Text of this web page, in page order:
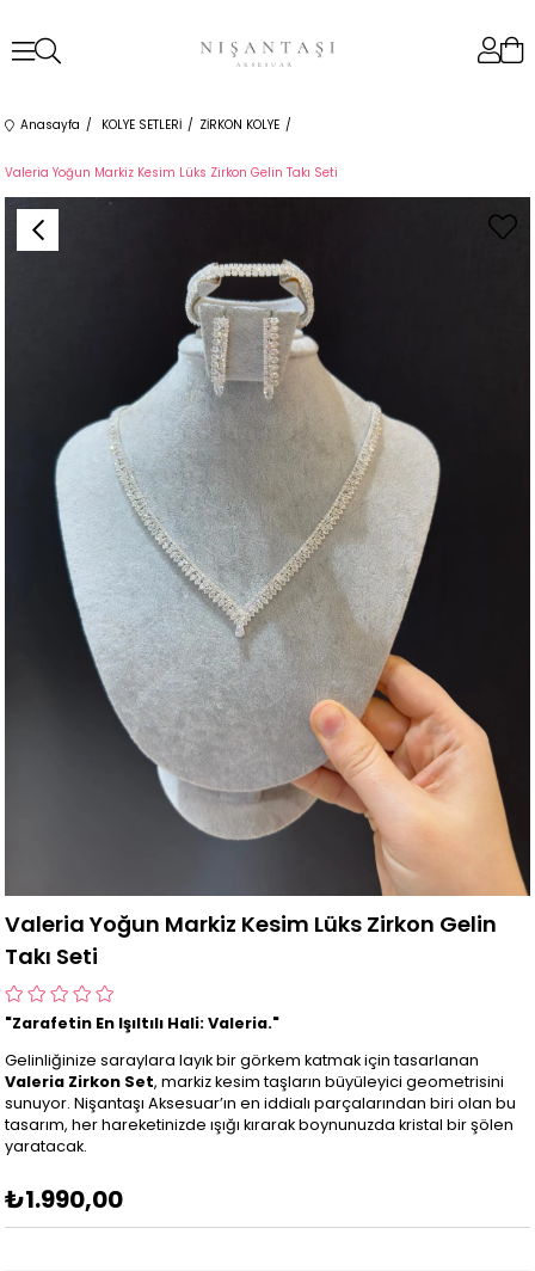
Anasayfa KOLYE SETLERİ ZİRKON KOLYE
Valeria Yoğun Markiz Kesim Lüks Zirkon Gelin Takı Seti
Valeria Yoğun Markiz Kesim Lüks Zirkon Gelin
Takı Seti
"Zarafetin En Işıltılı Hali: Valeria."
Gelinliğinize saraylara layık bir görkem katmak için tasarlanan
Valeria Zirkon Set, markiz kesim taşların büyüleyici geometrisini
sunuyor. Nişantaşı Aksesuar’ın en iddialı parçalarından biri olan bu
tasarım, her hareketinizde ışığı kırarak boynunuzda kristal bir şölen
yaratacak.
₺1.990,00